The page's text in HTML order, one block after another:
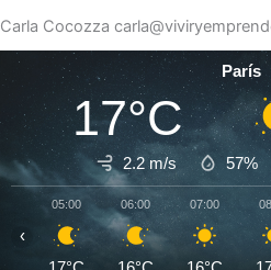
Carla Cocozza
París
17°C
2.2 m/s 57%
05:00 06:00 07:00
‹